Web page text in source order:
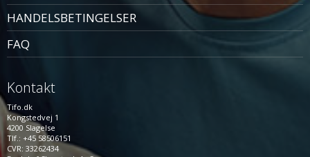
HANDELSBETINGELSER
FAQ
Kontakt
Tifo.dk
Kongstedvej 1
4200 Slagelse
Tlf.: +45 58506151
CVR: 33262434